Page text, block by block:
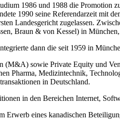
1986 und 1988 die Promotion
1990 seine Referendarzeit mit
Landesgericht zugelassen.
Braun & von Kessel) in München,
dann die seit 1959 in
sowie Private Equity und
Pharma, Medizintechnik,
in Deutschland.
in den Bereichen Internet,
eines kanadischen